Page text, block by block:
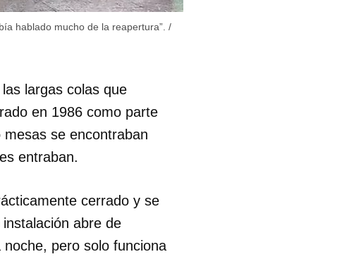
hablado mucho de la reapertura”. /
largas colas que
en 1986 como parte
se encontraban
entraban.
cerrado y se
abre de
pero solo funciona